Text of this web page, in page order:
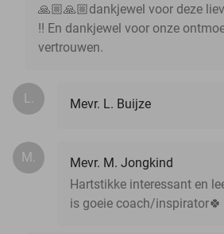
🙏🏼🙏🏼dankjewel voor deze
!! En dankjewel voor onze
vertrouwen.
L. Mevr. L. Buijze
M.
Mevr. M. Jongkind
Hartstikke interessant en
is goeie coach/inspirator🍀